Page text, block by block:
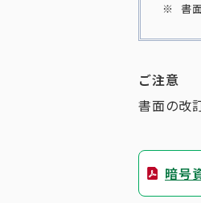
書
ご注意
書面の改
暗号